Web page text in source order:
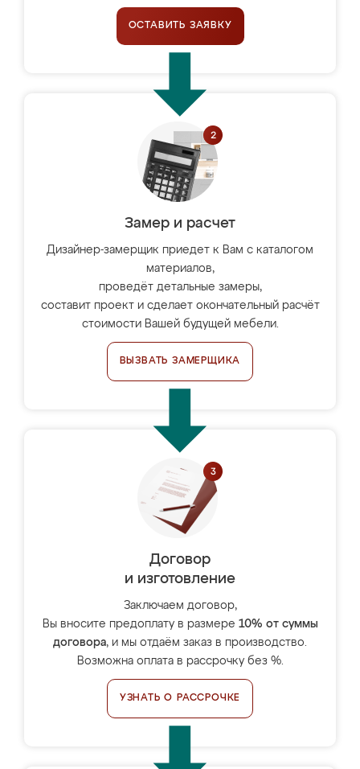
ОСТАВИТЬ ЗАЯВКУ
Замер и расчет
Дизайнер-замерщик приедет к Вам с каталогом
материалов,
проведёт детальные замеры,
составит проект и сделает окончательный расчёт
стоимости Вашей будущей мебели.
ВЫЗВАТЬ ЗАМЕРЩИКА
Договор
и изготовление
Заключаем договор,
Вы вносите предоплату в размере 10% от суммы
договора, и мы отдаём заказ в производство.
Возможна оплата в рассрочку без %.
УЗНАТЬ О РАССРОЧКЕ